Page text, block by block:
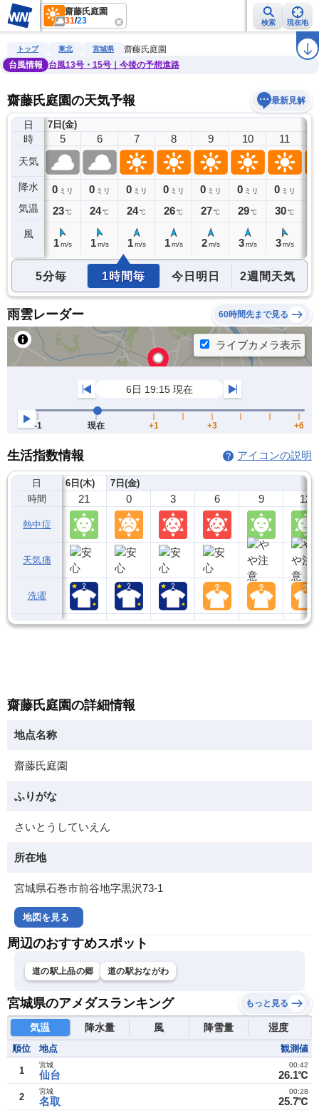
齋藤氏庭園
31/23 検索 現在地
雨雲レーダー 台風情報 地震情報 ラ
トップ 東北 宮城県
齋藤氏庭園
台風情報
台風13号・15号｜今後の予想進路
齋藤氏庭園の天気予報 最新見解
日
時
天気
降水
気温
風
7日(金)
4
0ミリ
24℃
5
0 ミリ
23℃
1 m/s
6
0 ミリ
24℃
1 m/s
7
0 ミリ
24℃
1 m/s
8
0 ミリ
26℃
1 m/s
9
0 ミリ
27℃
2 m/s
10
0 ミリ
29℃
3 m/s
11
0 ミリ
30℃
3 m/s
5分毎 1時間毎 今日明日 2週間天気
雨雲レーダー 60時間先まで見る
生活指数情報 アイコンの説明
日
時間
熱中症
天気痛
洗濯
6日(木)
21
7日(金)
0 3 6 9 12
齋藤氏庭園の詳細情報
地点名称
齋藤氏庭園
ふりがな
さいとうしていえん
所在地
宮城県石巻市前谷地字黒沢73-1
地図を見る
周辺のおすすめスポット
道の駅上品の郷 道の駅おながわ
宮城県のアメダスランキング もっと見る
気温 降水量 風 降雪量 湿度
順位 地点 観測値
1 仙台
宮城
26.1℃
00:42
2 名取
宮城
25.7℃
00:28